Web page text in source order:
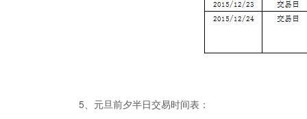
5、元旦前夕半日交易时间表：